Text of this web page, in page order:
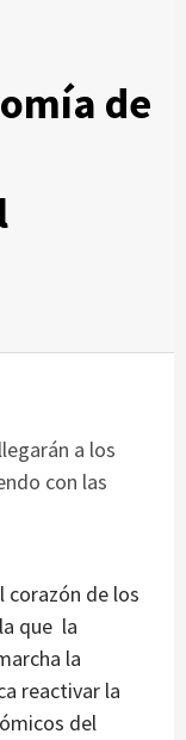
de
a los
con las
corazón de los
que la
la
reactivar la
del